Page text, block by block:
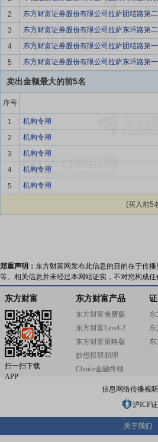
2
东方财富证券股份有限公司拉萨团结路第
3
东方财富证券股份有限公司拉萨东环路第
4
东方财富证券股份有限公司拉萨团结路第
5
东方财富证券股份有限公司拉萨东环路第
卖出金额最大的前5名
序号
1
机构专用
2
机构专用
3
机构专用
4
机构专用
5
机构专用
(买入前5
郑重声明： 东方财富网发布此信息的目的在于传
等。相关信息并未经过本网站证实，不对您构成